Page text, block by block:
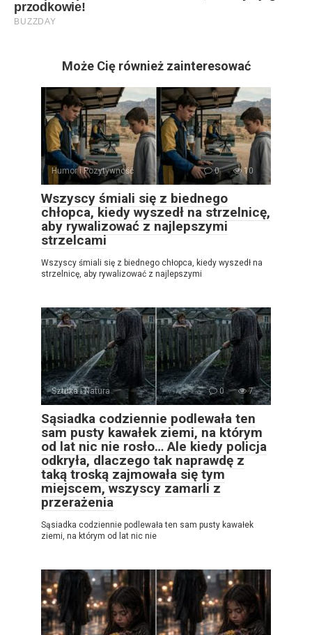
Może Cię również zainteresować
Humor i Pozytywność 0 10
Wszyscy śmiali się z biednego
chłopca, kiedy wyszedł na strzelnicę,
aby rywalizować z najlepszymi
strzelcami
Wszyscy śmiali się z biednego chłopca, kiedy wyszedł na
strzelnicę, aby rywalizować z najlepszymi
Sztuka i Natura 0 7
Sąsiadka codziennie podlewała ten
sam pusty kawałek ziemi, na którym
od lat nic nie rosło… Ale kiedy policja
odkryła, dlaczego tak naprawdę z
taką troską zajmowała się tym
miejscem, wszyscy zamarli z
przerażenia
Sąsiadka codziennie podlewała ten sam pusty kawałek
ziemi, na którym od lat nic nie